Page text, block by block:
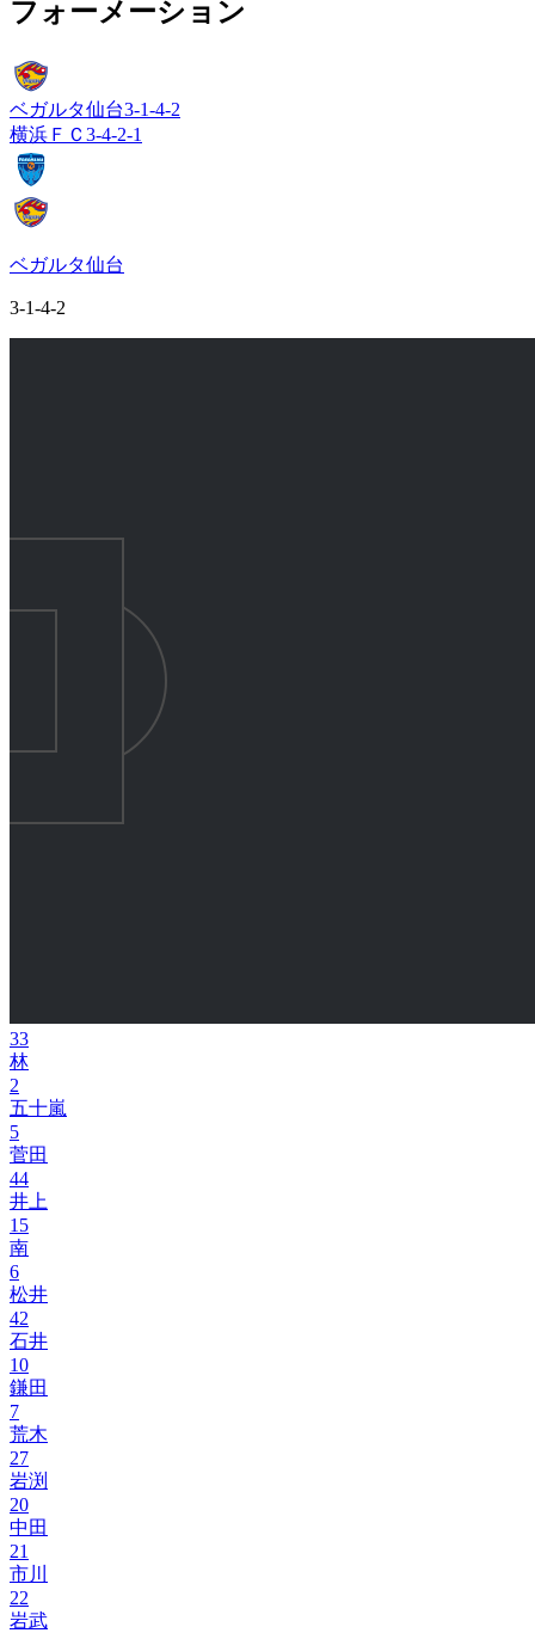
フォーメーション
ベガルタ仙台3-1-4-2
横浜ＦＣ 3-4-2-1
ベガルタ仙台
3-1-4-2
33
林
2
五十嵐
5
菅田
44
井上
15
南
6
松井
42
石井
10
鎌田
7
荒木
27
岩渕
20
中田
21
市川
22
岩武